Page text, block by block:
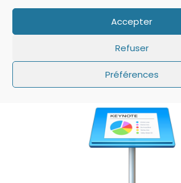
Accepter
Refuser
Préférences
IOS: QUE FAIRE SI LE MINUTEUR
PAS SUR L’ÉCRAN DE